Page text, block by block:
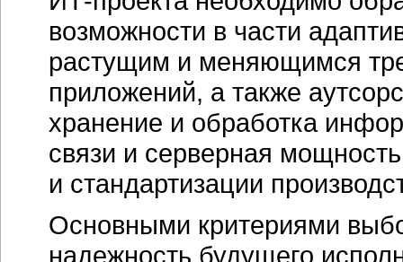
возможности в части
растущим и меняющимся
приложений, а также
хранение и обработка
связи и серверная
и стандартизации
Основными критериями
надежность будущего